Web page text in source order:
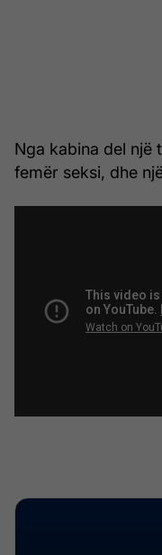
Nga kabina del një
femër seksi, dhe